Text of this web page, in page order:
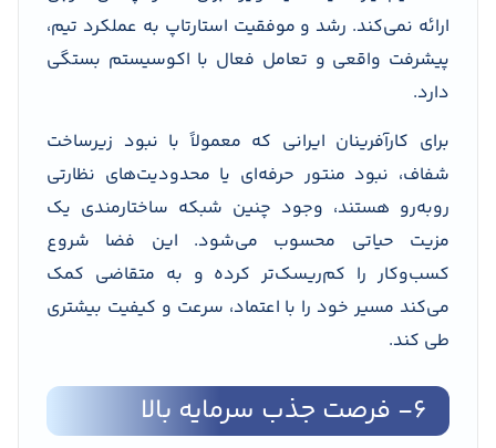
ارائه نمی‌کند. رشد و موفقیت استارتاپ به عملکرد تیم،
پیشرفت واقعی و تعامل فعال با اکوسیستم بستگی
دارد.
برای کارآفرینان ایرانی که معمولاً با نبود زیرساخت
شفاف، نبود منتور حرفه‌ای یا محدودیت‌های نظارتی
روبه‌رو هستند، وجود چنین شبکه ساختارمندی یک
مزیت حیاتی محسوب می‌شود. این فضا شروع
کسب‌وکار را کم‌ریسک‌تر کرده و به متقاضی کمک
می‌کند مسیر خود را با اعتماد، سرعت و کیفیت بیشتری
طی کند.
۶- فرصت جذب سرمایه بالا